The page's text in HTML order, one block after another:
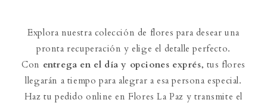
Explora nuestra colección de flores para desear una
pronta recuperación y elige el detalle perfecto.
Con entrega en el día y opciones exprés, tus flores
llegarán a tiempo para alegrar a esa persona especial.
Haz tu pedido online en Flores La Paz y transmite el